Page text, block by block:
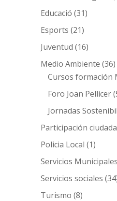
Educació (31)
Esports (21)
Juventud (16)
Medio Ambiente (36)
Cursos formación
Foro Joan Pellicer
Jornadas
Participación
Policia Local (1)
Servicios Municipales
Servicios sociales
Turismo (8)